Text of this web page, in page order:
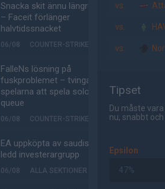
Snacka skit ännu längre
– Faceit förlänger
halvtidssnacket
06/08 COUNTER-STRIKE
FalleNs lösning på
fuskproblemet – tvinga
spelarna att spela solo-
queue
06/08 COUNTER-STRIKE
EA uppköpta av saudisk-
ledd investerargrupp
06/08 ALLA SEKTIONER
vs.
vs.
vs.
Tipset
Du måste
nu, snabbt
Epsilon
47%